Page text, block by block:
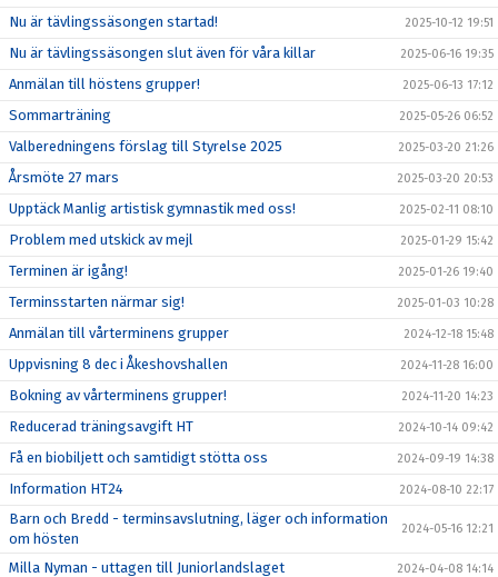
Nu är tävlingssäsongen startad! 2025-10-12 19:51
Nu är tävlingssäsongen slut även för våra killar 2025-06-16 19:35
Anmälan till höstens grupper! 2025-06-13 17:12
Sommarträning 2025-05-26 06:52
Valberedningens förslag till Styrelse 2025 2025-03-20 21:26
Årsmöte 27 mars 2025-03-20 20:53
Upptäck Manlig artistisk gymnastik med oss! 2025-02-11 08:10
Problem med utskick av mejl 2025-01-29 15:42
Terminen är igång! 2025-01-26 19:40
Terminsstarten närmar sig! 2025-01-03 10:28
Anmälan till vårterminens grupper 2024-12-18 15:48
Uppvisning 8 dec i Åkeshovshallen 2024-11-28 16:00
Bokning av vårterminens grupper! 2024-11-20 14:23
Reducerad träningsavgift HT 2024-10-14 09:42
Få en biobiljett och samtidigt stötta oss 2024-09-19 14:38
Information HT24 2024-08-10 22:17
Barn och Bredd - terminsavslutning, läger och information
om hösten
2024-05-16 12:21
Milla Nyman - uttagen till Juniorlandslaget 2024-04-08 14:14